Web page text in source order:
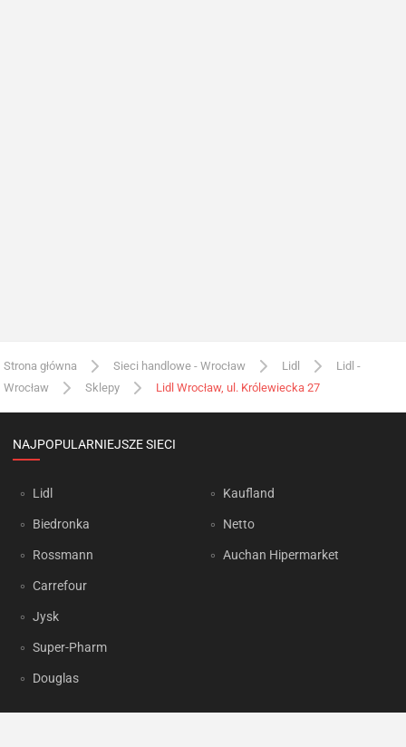
Strona główna Sieci handlowe - Wrocław Lidl
Lidl -
Wrocław
Sklepy Lidl Wrocław, ul. Królewiecka 27
NAJPOPULARNIEJSZE SIECI
Lidl
Biedronka
Rossmann
Carrefour
Jysk
Super-Pharm
Douglas
Kaufland
Netto
Auchan Hipermarket